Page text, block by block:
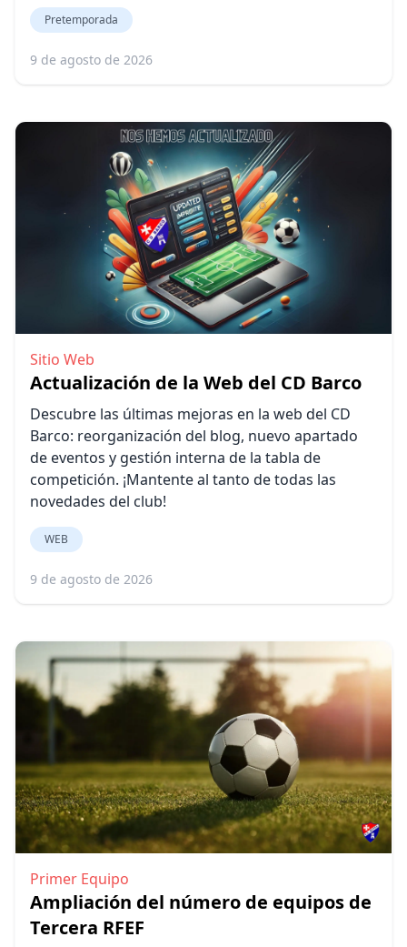
Pretemporada
9 de agosto de 2026
Sitio Web
Actualización de la Web del CD Barco
Descubre las últimas mejoras en la web del CD
Barco: reorganización del blog, nuevo apartado
de eventos y gestión interna de la tabla de
competición. ¡Mantente al tanto de todas las
novedades del club!
WEB
9 de agosto de 2026
Primer Equipo
Ampliación del número de equipos de
Tercera RFEF